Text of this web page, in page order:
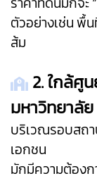
ตัวอย่างเช่น พื้
ส้ม
2. ใกล้ศู
มหาวิทยาลัย
บริเวณรอบสถ
เอกชน
มักมีความต้องก